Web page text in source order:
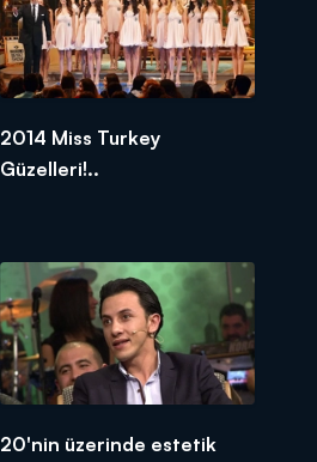
2014 Miss Turkey
Güzelleri!..
20'nin üzerinde estetik